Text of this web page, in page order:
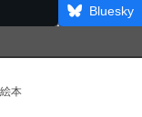
Bluesky
本